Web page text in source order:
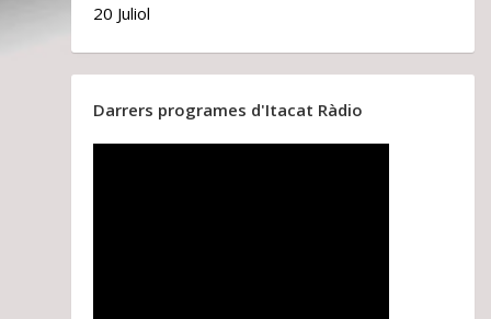
20 Juliol
Darrers programes d'Itacat Ràdio